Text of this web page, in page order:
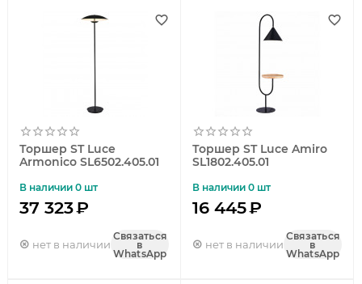
Торшер ST Luce
Armonico SL6502.405.01
В наличии 0 шт
37 323₽
нет в наличии
Связаться
в
WhatsApp
Торшер ST Luce Amiro
SL1802.405.01
В наличии 0 шт
16 445₽
нет в наличии
Связаться
в
WhatsApp